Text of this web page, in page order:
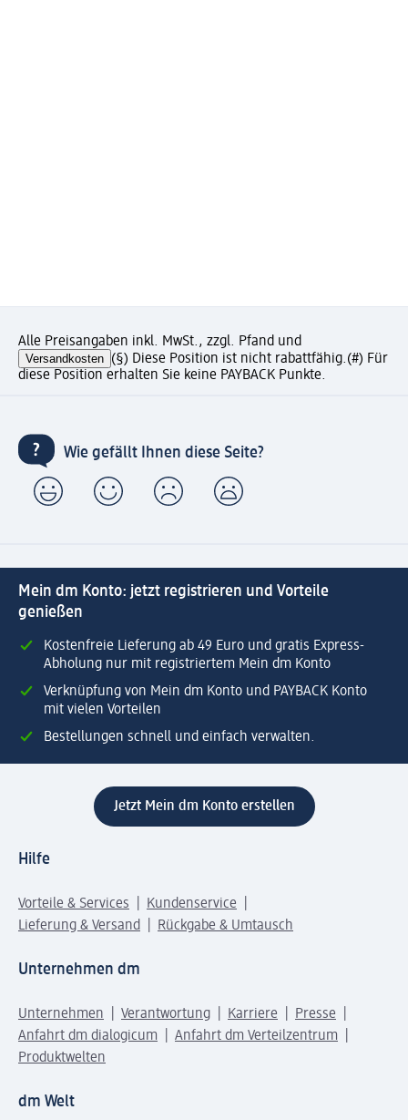
Alle Preisangaben inkl. MwSt., zzgl. Pfand und
Versandkosten (§) Diese Position ist nicht rabattfähig.(#) Für
diese Position erhalten Sie keine PAYBACK Punkte.
Wie gefällt Ihnen diese Seite?
Mein dm Konto: jetzt registrieren und Vorteile
genießen
Kostenfreie Lieferung ab 49 Euro und gratis Express-
Abholung nur mit registriertem Mein dm Konto
Verknüpfung von Mein dm Konto und PAYBACK Konto
mit vielen Vorteilen
Bestellungen schnell und einfach verwalten.
Jetzt Mein dm Konto erstellen
Hilfe
Vorteile & Services
Kundenservice
Lieferung & Versand
Rückgabe & Umtausch
Unternehmen dm
Unternehmen Verantwortung Karriere
Presse
Anfahrt dm dialogicum
Anfahrt dm Verteilzentrum
Produktwelten
dm Welt